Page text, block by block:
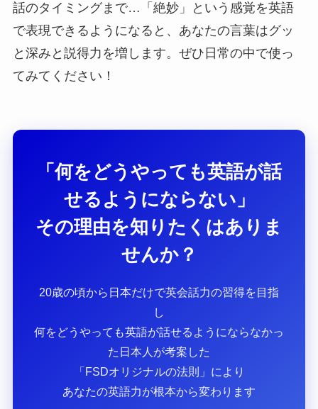
話のタイミングまで…「絶妙」という感覚を英語
で表現できるようになると、あなたの言葉はグッ
と深みと説得力を増します。ぜひ日常の中で使っ
てみてください！
「何をどうやっても英語が話
せるようにならない」
その理由を知りたくはありま
せんか？
20歳の頃から日本だけで英会話力の習得を目指
し
何をどうやっても英語が話せるようにならなかっ
た日本人が考案した
「FSDオリジナルの法則」により
あなたの英語力が根本から変わります